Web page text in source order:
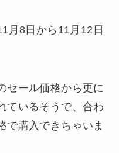
月 8日から 11 月 12 日
セール価格から更に
ているそうで、合わ
で購入できちゃいま